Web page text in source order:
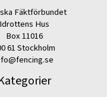
Fäktförbundet
Idrottens Hus
Box 11016
61 Stockholm